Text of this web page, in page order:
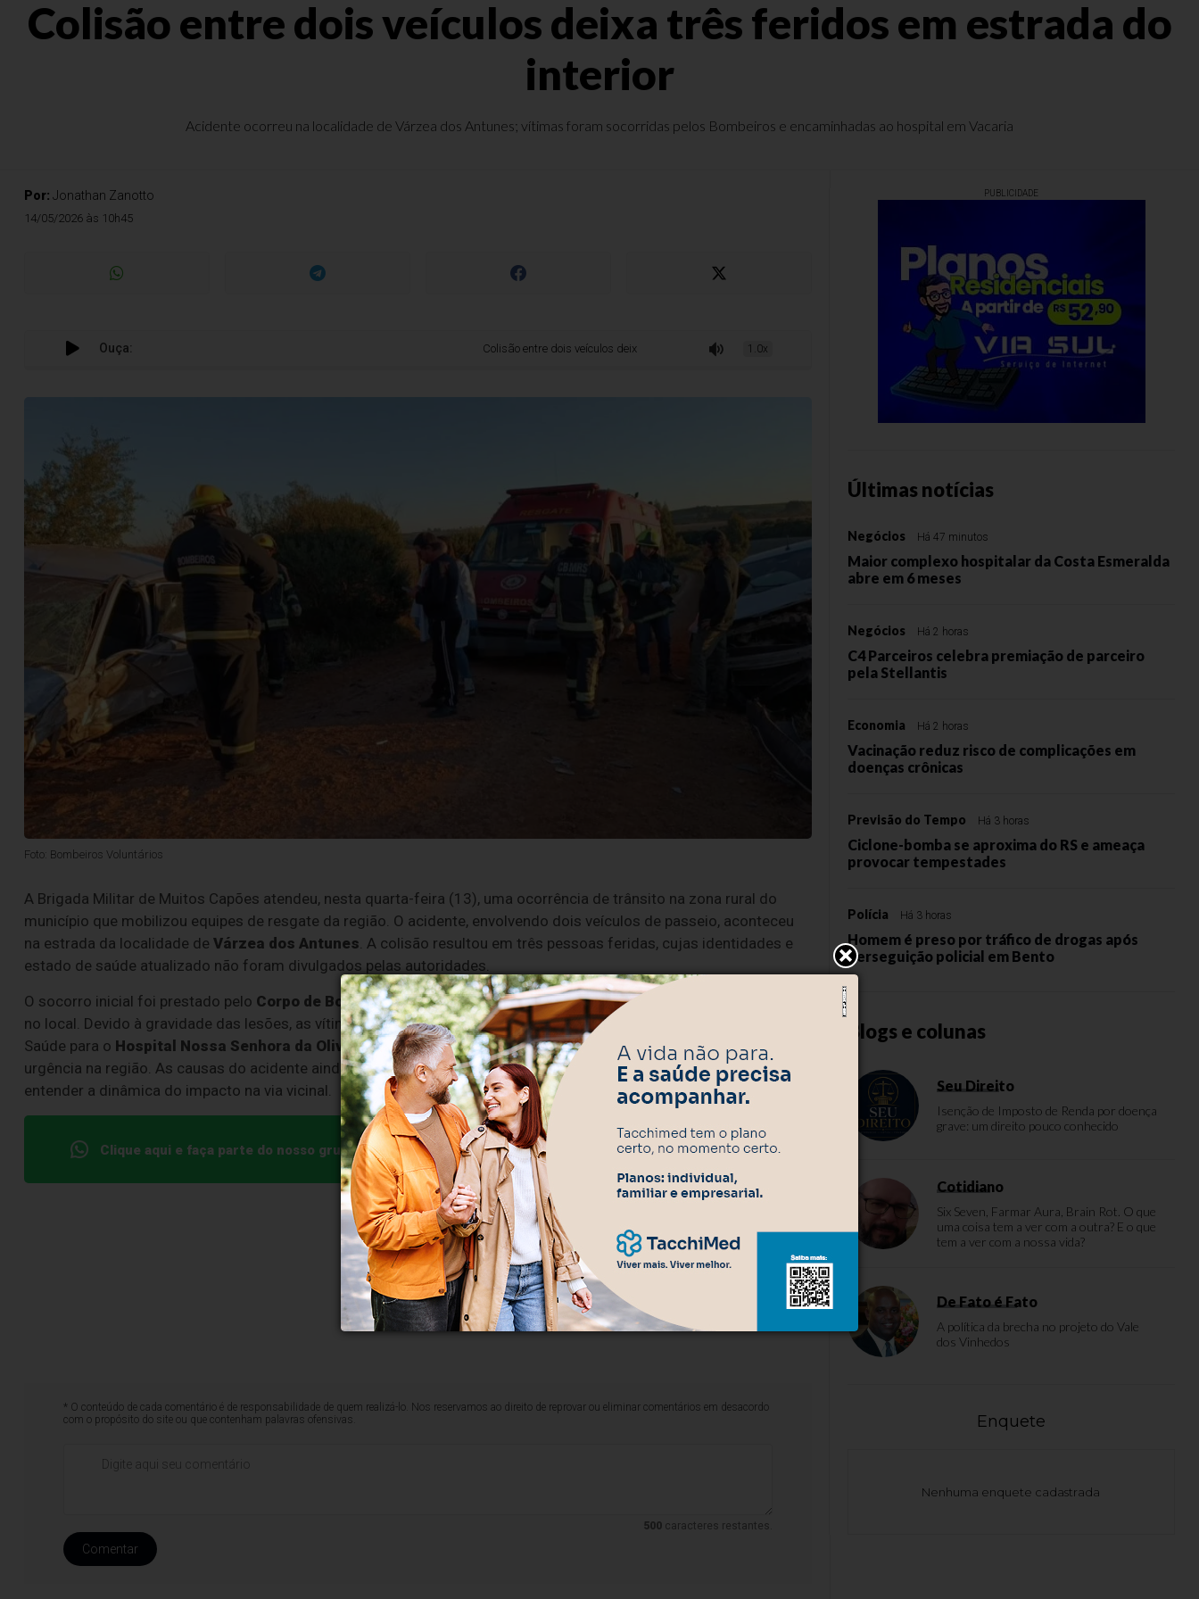
Colisão entre dois veículos deixa três feridos em estrada do
interior
Acidente ocorreu na localidade de Várzea dos Antunes; vítimas foram socorridas pelos Bombeiros e encaminhadas ao hospital em Vacaria
Por: Jonathan Zanotto
14/05/2026 às 10h45
Ouça: Colisão entre dois veículos deixa três feridos em estrada do interior
1.0x
Foto: Bombeiros Voluntários
A Brigada Militar de Muitos Capões atendeu, nesta quarta-feira (13), uma ocorrência de trânsito na zona rural do
município que mobilizou equipes de resgate da região. O acidente, envolvendo dois veículos de passeio, aconteceu
na estrada da localidade de Várzea dos Antunes. A colisão resultou em três pessoas feridas, cujas identidades e
estado de saúde atualizado não foram divulgados pelas autoridades.
O socorro inicial foi prestado pelo Corpo de Bombeiros, que realizou os primeiros procedimentos de estabilização
no local. Devido à gravidade das lesões, as vítimas foram transportadas por ambulâncias da Secretaria Municipal da
Saúde para o Hospital Nossa Senhora da Oliveira (HNSO), em Vacaria, que é a referência para atendimentos de
urgência na região. As causas do acidente ainda estão sendo apuradas pela polícia, que deve periciar o trecho para
entender a dinâmica do impacto na via vicinal.
Clique aqui e faça parte do nosso grupo no WhatsApp
* O conteúdo de cada comentário é de responsabilidade de quem realizá-lo. Nos reservamos ao direito de reprovar ou eliminar comentários em desacordo
com o propósito do site ou que contenham palavras ofensivas.
500caracteres restantes.
Comentar
PUBLICIDADE
Últimas notícias
Negócios Há 47 minutos
Maior complexo hospitalar da Costa Esmeralda
abre em 6 meses
Negócios Há 2 horas
C4 Parceiros celebra premiação de parceiro
pela Stellantis
Economia Há 2 horas
Vacinação reduz risco de complicações em
doenças crônicas
Previsão do Tempo Há 3 horas
Ciclone-bomba se aproxima do RS e ameaça
provocar tempestades
Polícia Há 3 horas
Homem é preso por tráfico de drogas após
perseguição policial em Bento
Blogs e colunas
Seu Direito
Isenção de Imposto de Renda por doença
grave: um direito pouco conhecido
Cotidiano
Six Seven, Farmar Aura, Brain Rot. O que
uma coisa tem a ver com a outra? E o que
tem a ver com a nossa vida?
De Fato é Fato
A política da brecha no projeto do Vale
dos Vinhedos
Enquete
Nenhuma enquete cadastrada